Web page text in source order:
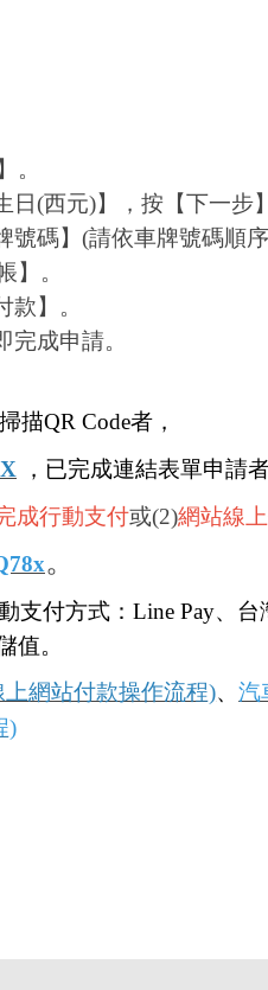
。
(西元)】，按【下一步
碼】(請依車牌號碼順
】。
】。
成申請。
描QR Code者 ，
， 已完成連結表單申請
成行動支付或(2)網站線
。
支付方式 ：Line Pay、台
值。
上網站付款操作流程)、汽
)